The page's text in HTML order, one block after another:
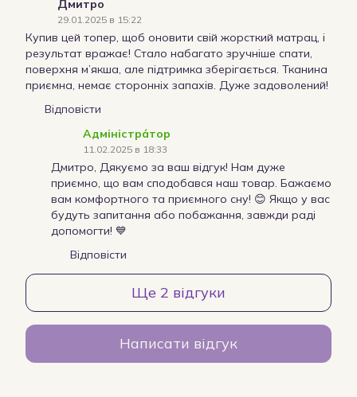
Дмитро
29.01.2025 в 15:22
Купив цей топер, щоб оновити свій жорсткий матрац, і
результат вражає! Стало набагато зручніше спати,
поверхня м’якша, але підтримка зберігається. Тканина
приємна, немає сторонніх запахів. Дуже задоволений!
Відповісти
Адміністра́тор
11.02.2025 в 18:33
Дмитро, Дякуємо за ваш відгук! Нам дуже
приємно, що вам сподобався наш товар. Бажаємо
вам комфортного та приємного сну! 😊 Якщо у вас
будуть запитання або побажання, завжди раді
допомогти! 💙
Відповісти
Ще 2 відгуки
Написати відгук